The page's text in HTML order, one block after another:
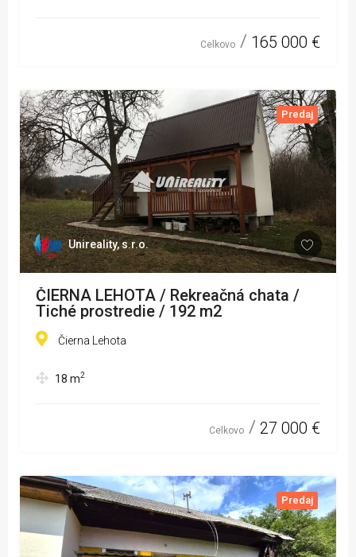
Celkovo 165 000 €
Predaj
Unireality, s.r.o.
ČIERNA LEHOTA / Rekreačná chata /
Tiché prostredie / 192 m2
Čierna Lehota
18 m2
Celkovo 27 000 €
Predaj